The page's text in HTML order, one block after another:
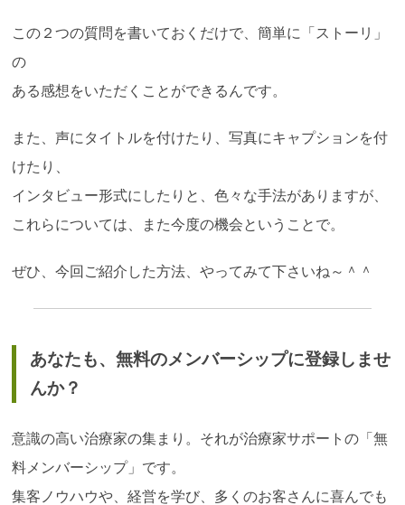
この２つの質問を書いておくだけで、簡単に「ストーリ」
の
ある感想をいただくことができるんです。
また、声にタイトルを付けたり、写真にキャプションを付
けたり、
インタビュー形式にしたりと、色々な手法がありますが、
これらについては、また今度の機会ということで。
ぜひ、今回ご紹介した方法、やってみて下さいね～＾＾
あなたも、無料のメンバーシップに登録しませ
んか？
意識の高い治療家の集まり。それが治療家サポートの「無
料メンバーシップ」です。
集客ノウハウや、経営を学び、多くのお客さんに喜んでも